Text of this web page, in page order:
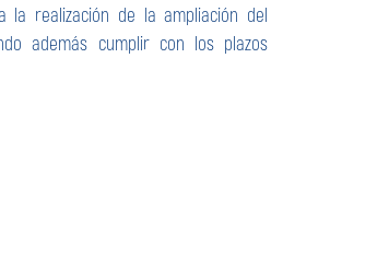
realización de la ampliación del
además cumplir con los plazos